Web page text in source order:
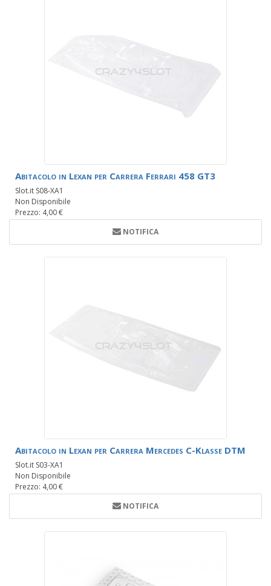
Abitacolo in Lexan per Carrera Ferrari 458 GT3
Slot.it S08-XA1
Non Disponibile
Prezzo: 4,00 €
NOTIFICA
Abitacolo in Lexan per Carrera Mercedes C-Klasse DTM
Slot.it S03-XA1
Non Disponibile
Prezzo: 4,00 €
NOTIFICA